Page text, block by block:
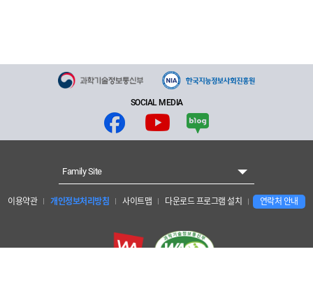
SOCIAL MEDIA
이용약관 개인정보처리방침 사이트맵 다운로드 프로그램 설치 연락처 안내
Family Site